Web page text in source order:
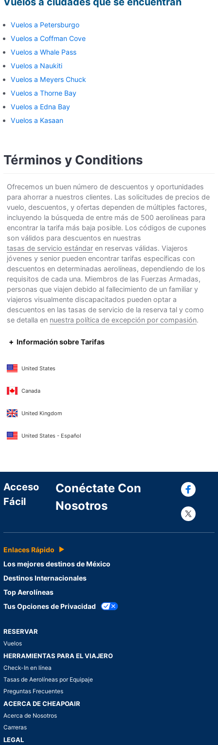
Vuelos a Petersburgo
Vuelos a Coffman Cove
Vuelos a Whale Pass
Vuelos a Naukiti
Vuelos a Meyers Chuck
Vuelos a Thorne Bay
Vuelos a Edna Bay
Vuelos a Kasaan
Términos y Conditions
Ofrecemos un buen número de descuentos y oportunidades
para ahorrar a nuestros clientes. Las solicitudes de precios de
vuelo, descuentos, y ofertas dependen de múltiples factores,
incluyendo la búsqueda de entre más de 500 aerolíneas para
encontrar la tarifa más baja posible. Los códigos de cupones
son válidos para descuentos en nuestras
tasas de servicio estándar en reservas válidas. Viajeros
jóvenes y senior pueden encontrar tarifas específicas con
descuentos en determinadas aerolíneas, dependiendo de los
requisitos de cada una. Miembros de las Fuerzas Armadas,
personas que viajen debido al fallecimiento de un familiar y
viajeros visualmente discapacitados pueden optar a
descuentos en las tasas de servicio de la reserva tal y como
se detalla en nuestra política de excepción por compasión.
Información sobre Tarifas
United States
Canada
United Kingdom
United States - Español
Acceso
Fácil
Conéctate Con
Nosotros
Enlaces Rápido
Los mejores destinos de México
Destinos Internacionales
Top Aerolíneas
Tus Opciones de Privacidad
RESERVAR
Vuelos
HERRAMIENTAS PARA EL VIAJERO
Check-In en línea
Tasas de Aerolíneas por Equipaje
Preguntas Frecuentes
ACERCA DE CHEAPOAIR
Acerca de Nosotros
Carreras
LEGAL